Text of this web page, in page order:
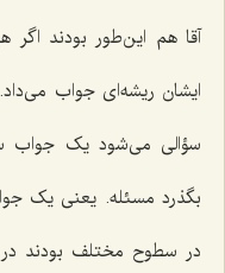
آقا هم این‌طور بودند
ایشان ریشه‌ای جواب
سؤالی می‌شود یک جواب
بگذرد مسئله. یعنی یک
در سطوح مختلف بودند